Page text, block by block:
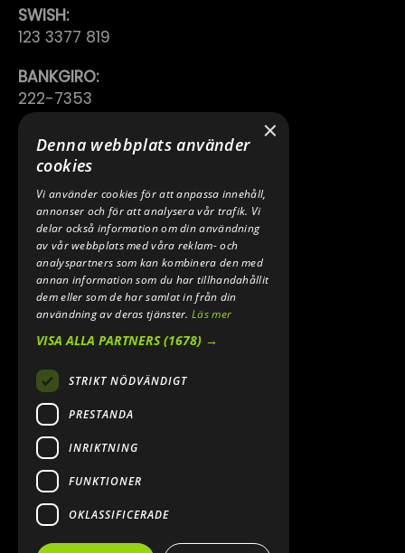
SWISH:
123 3377 819
BANKGIRO:
222-7353
TELEFON:
0640 200 50
E-POST:
INFO@SPEEDSHOPEN.SE
ÅNGRA MITT KÖP
2026. ALL RIGHTS RESERVED.
POWERED BY EMPORI CMS
×
Denna webbplats använder
cookies
Vi använder cookies för att anpassa innehåll,
annonser och för att analysera vår trafik. Vi
delar också information om din användning
av vår webbplats med våra reklam- och
analyspartners som kan kombinera den med
annan information som du har tillhandahållit
dem eller som de har samlat in från din
användning av deras tjänster.Läs mer
VISA ALLA PARTNERS(1678) →
STRIKT NÖDVÄNDIGT
PRESTANDA
INRIKTNING
FUNKTIONER
OKLASSIFICERADE